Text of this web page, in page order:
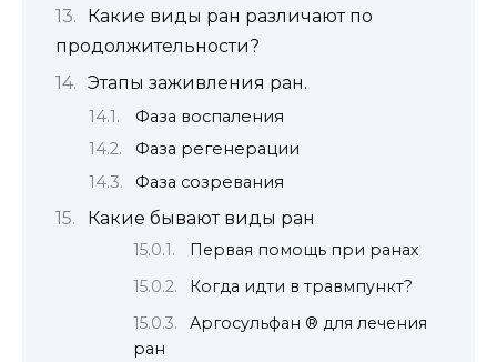
Какие виды ран различают по
продолжительности?
Этапы заживления ран.
Фаза воспаления
Фаза регенерации
Фаза созревания
Какие бывают виды ран
Первая помощь при ранах
Когда идти в травмпункт?
Аргосульфан ® для лечения
ран